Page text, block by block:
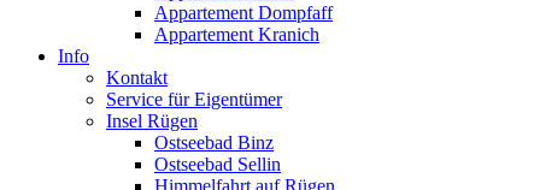
Appartement Dompfaff
Appartement Kranich
Info
Kontakt
Service für Eigentümer
Insel Rügen
Ostseebad Binz
Ostseebad Sellin
Himmelfahrt auf Rügen